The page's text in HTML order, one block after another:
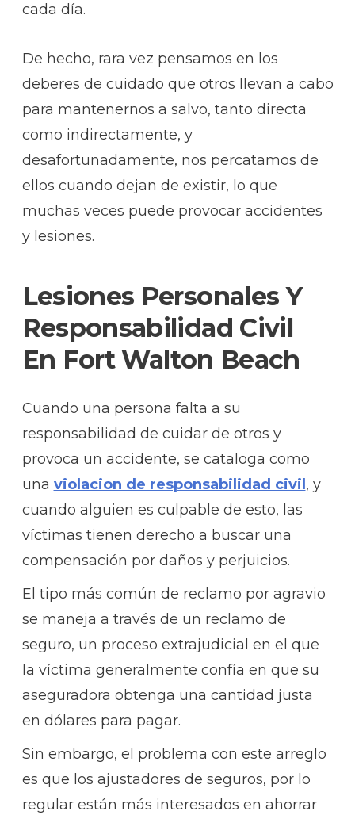
cada día.
De hecho, rara vez pensamos en los
deberes de cuidado que otros llevan a cabo
para mantenernos a salvo, tanto directa
como indirectamente, y
desafortunadamente, nos percatamos de
ellos cuando dejan de existir, lo que
muchas veces puede provocar accidentes
y lesiones.
Lesiones Personales Y
Responsabilidad Civil
En Fort Walton Beach
Cuando una persona falta a su
responsabilidad de cuidar de otros y
provoca un accidente, se cataloga como
una violacion de responsabilidad civil , y
cuando alguien es culpable de esto, las
víctimas tienen derecho a buscar una
compensación por daños y perjuicios.
El tipo más común de reclamo por agravio
se maneja a través de un reclamo de
seguro, un proceso extrajudicial en el que
la víctima generalmente confía en que su
aseguradora obtenga una cantidad justa
en dólares para pagar.
Sin embargo, el problema con este arreglo
es que los ajustadores de seguros, por lo
regular están más interesados en ahorrar